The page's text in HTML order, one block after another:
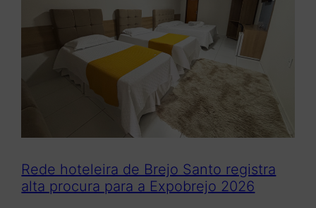
Rede hoteleira de Brejo Santo registra
alta procura para a Expobrejo 2026